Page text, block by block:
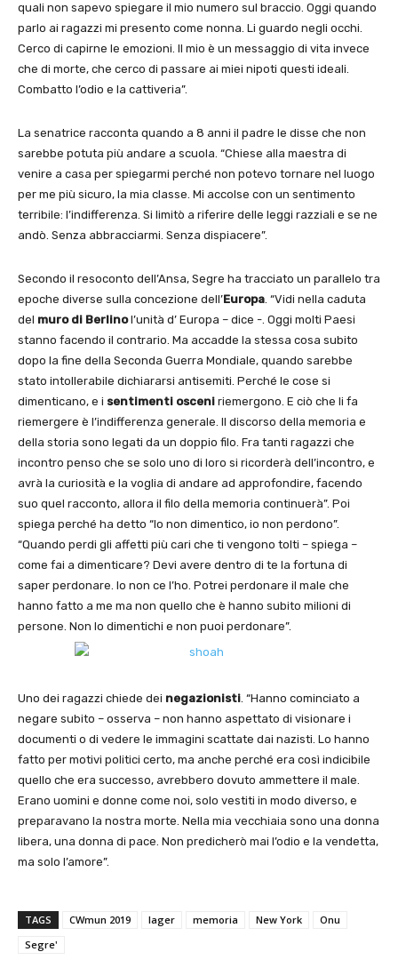
quali non sapevo spiegare il mio numero sul braccio. Oggi quando
parlo ai ragazzi mi presento come nonna. Li guardo negli occhi.
Cerco di capirne le emozioni. Il mio è un messaggio di vita invece
che di morte, che cerco di passare ai miei nipoti questi ideali.
Combatto l’odio e la cattiveria”.
La senatrice racconta quando a 8 anni il padre le disse che non
sarebbe potuta più andare a scuola. “Chiese alla maestra di
venire a casa per spiegarmi perché non potevo tornare nel luogo
per me più sicuro, la mia classe. Mi accolse con un sentimento
terribile: l’indifferenza. Si limitò a riferire delle leggi razziali e se ne
andò. Senza abbracciarmi. Senza dispiacere”.
Secondo il resoconto dell’Ansa, Segre ha tracciato un parallelo tra
epoche diverse sulla concezione dell’Europa. “Vidi nella caduta
del muro di Berlinol’unità d’ Europa – dice -. Oggi molti Paesi
stanno facendo il contrario. Ma accadde la stessa cosa subito
dopo la fine della Seconda Guerra Mondiale, quando sarebbe
stato intollerabile dichiararsi antisemiti. Perché le cose si
dimenticano, e i sentimenti osceni riemergono. E ciò che li fa
riemergere è l’indifferenza generale. Il discorso della memoria e
della storia sono legati da un doppio filo. Fra tanti ragazzi che
incontro penso che se solo uno di loro si ricorderà dell’incontro, e
avrà la curiosità e la voglia di andare ad approfondire, facendo
suo quel racconto, allora il filo della memoria continuerà”. Poi
spiega perché ha detto “Io non dimentico, io non perdono”.
“Quando perdi gli affetti più cari che ti vengono tolti – spiega –
come fai a dimenticare? Devi avere dentro di te la fortuna di
saper perdonare. Io non ce l’ho. Potrei perdonare il male che
hanno fatto a me ma non quello che è hanno subito milioni di
persone. Non lo dimentichi e non puoi perdonare”.
Uno dei ragazzi chiede dei negazionisti. “Hanno cominciato a
negare subito – osserva – non hanno aspettato di visionare i
documenti o di vedere le immagini scattate dai nazisti. Lo hanno
fatto per motivi politici certo, ma anche perché era così indicibile
quello che era successo, avrebbero dovuto ammettere il male.
Erano uomini e donne come noi, solo vestiti in modo diverso, e
preparavano la nostra morte. Nella mia vecchiaia sono una donna
libera, una donna di pace. Non predicherò mai l’odio e la vendetta,
ma solo l’amore”.
TAGS CWmun 2019 lager memoria New York
Onu
Segre'